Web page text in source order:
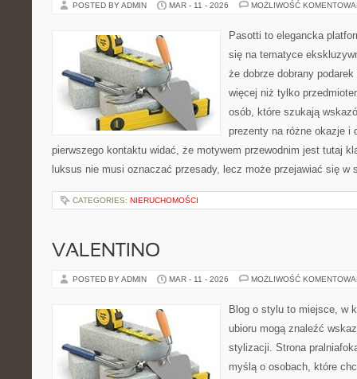
POSTED BY ADMIN MAR - 11 - 2026 MOŻLIWOŚĆ
Pasotti to elegancka
się na tematyce
że dobrze dobrany
więcej niż tylko
osób, które szukają
prezenty na różne okazje i
pierwszego kontaktu widać, że motywem przewodnim jest tutaj
luksus nie musi oznaczać przesady, lecz może przejawiać się
CATEGORIES: NIERUCHOMOŚCI
VALENTINO
POSTED BY ADMIN MAR - 11 - 2026 MOŻLIWOŚĆ
Blog o stylu to miejsce, w
ubioru mogą znaleźć
stylizacji. Strona
myślą o osobach, które